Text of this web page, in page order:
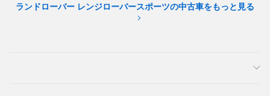
ランドローバー レンジローバースポーツの中古車をもっと見る